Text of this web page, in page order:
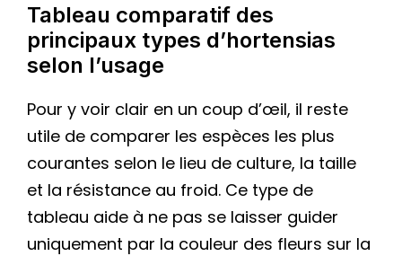
Tableau comparatif des
principaux types d’hortensias
selon l’usage
Pour y voir clair en un coup d’œil, il reste
utile de comparer les espèces les plus
courantes selon le lieu de culture, la taille
et la résistance au froid. Ce type de
tableau aide à ne pas se laisser guider
uniquement par la couleur des fleurs sur la